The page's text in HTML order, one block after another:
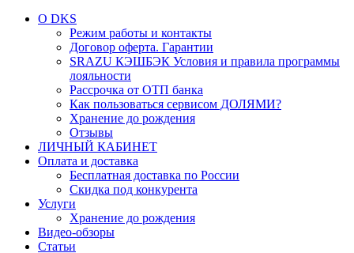
О DKS
Режим работы и контакты
Договор оферта. Гарантии
SRAZU КЭШБЭК Условия и правила программы
лояльности
Рассрочка от ОТП банка
Как пользоваться сервисом ДОЛЯМИ?
Хранение до рождения
Отзывы
ЛИЧНЫЙ КАБИНЕТ
Оплата и доставка
Бесплатная доставка по России
Скидка под конкурента
Услуги
Хранение до рождения
Видео-обзоры
Статьи